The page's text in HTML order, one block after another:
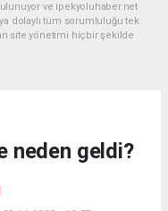
ve ipekyoluhaber.net
dolaylı tüm sorumluluğu tek
site yönetimi hiçbir şekilde
neden geldi?